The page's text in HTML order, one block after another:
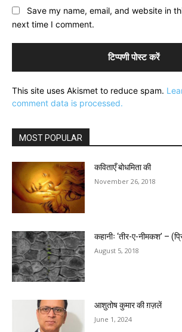
Save my name, email, and website in
next time I comment.
This site uses Akismet to reduce spam.
comment data is processed.
MOST POPULAR
कविताएँ बोधमिता की
November 26, 2018
कहानीः ‘तीर-ए-नीमकश’ –
August 5, 2018
आशुतोष कुमार की ग़ज़लें
June 1, 2024